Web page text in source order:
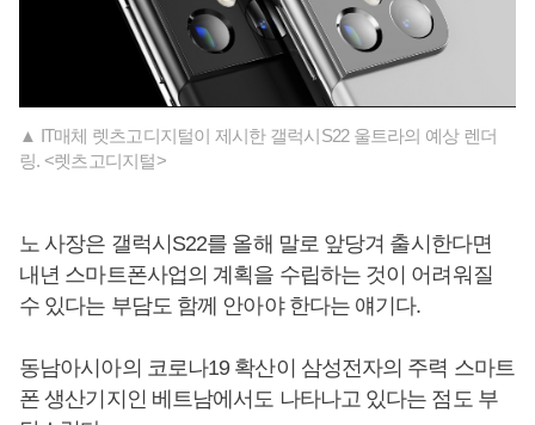
▲ IT매체 렛츠고디지털이 제시한 갤럭시S22 울트라의 예상 렌더
링. <렛츠고디지털>
노 사장은 갤럭시S22를 올해 말로 앞당겨 출시한다면
내년 스마트폰사업의 계획을 수립하는 것이 어려워질
수 있다는 부담도 함께 안아야 한다는 얘기다.
동남아시아의 코로나19 확산이 삼성전자의 주력 스마트
폰 생산기지인 베트남에서도 나타나고 있다는 점도 부